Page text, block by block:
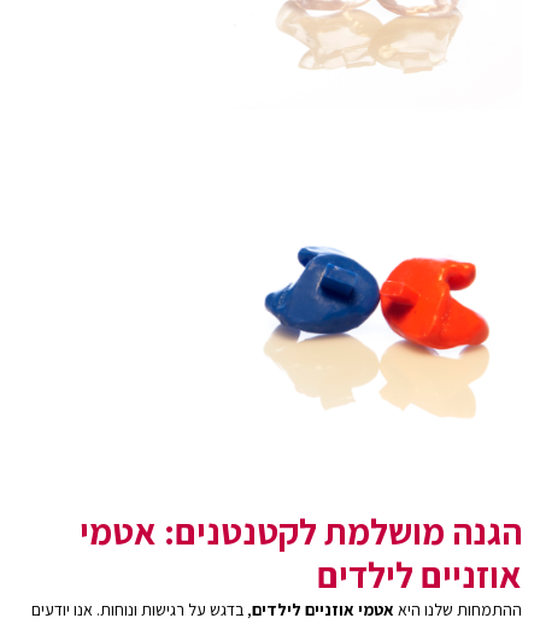
הגנה מושלמת לקטנטנים: אטמי
אוזניים לילדים
ההתמחות שלנו היא אטמי אוזניים לילדים, בדגש על רגישות ונוחות. אנו יודעים